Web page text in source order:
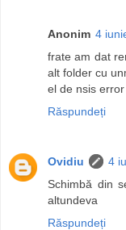
Anonim 4
frate am dat
alt folder cu
el de nsis
Răspundeți
Ovidiu
4
Schimbă din
altundeva
Răspundeți